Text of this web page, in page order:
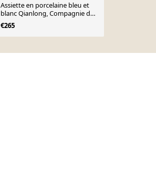
Assiette en porcelaine bleu et
blanc Qianlong, Compagnie des
Indes
€265